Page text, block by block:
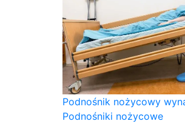
Podnośnik nożycowy
Podnośniki nożycowe